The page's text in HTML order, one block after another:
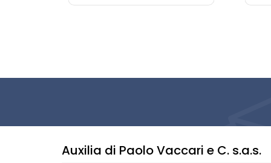
Auxilia di Paolo Vaccari e C. s.a.s.